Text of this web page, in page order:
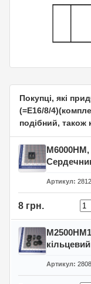
Покупці, які
(=E16/8/
подібний, також
М6000НМ,
Артикул
8 грн.
кільцевий
Артикул